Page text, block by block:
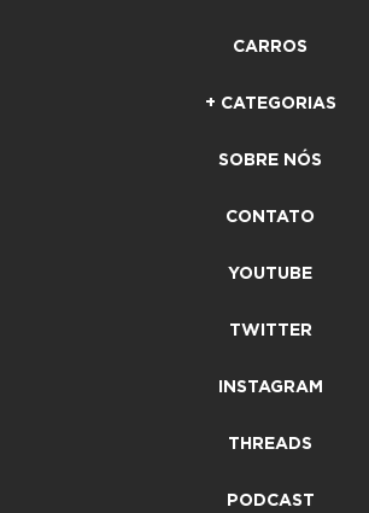
CARROS
+ CATEGORIAS
SOBRE NÓS
CONTATO
YOUTUBE
TWITTER
INSTAGRAM
THREADS
PODCAST